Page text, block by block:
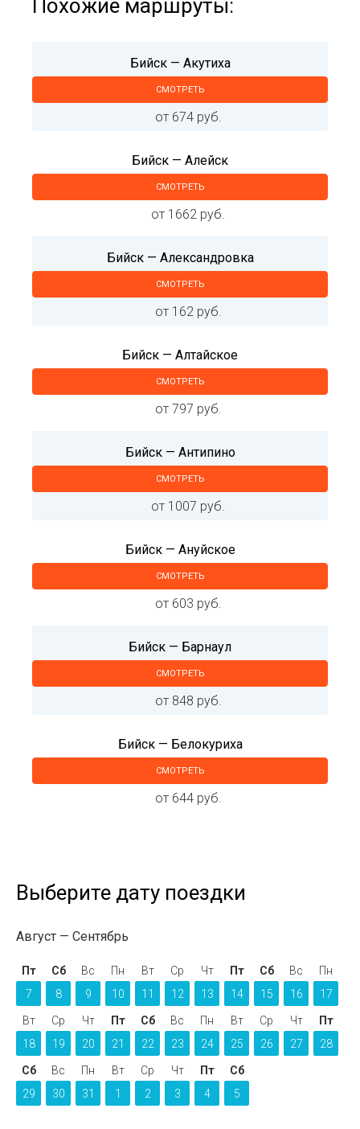
Похожие маршруты:
Бийск — Акутиха
СМОТРЕТЬ
от 674 руб.
Бийск — Алейск
СМОТРЕТЬ
от 1662 руб.
Бийск — Александровка
СМОТРЕТЬ
от 162 руб.
Бийск — Алтайское
СМОТРЕТЬ
от 797 руб.
Бийск — Антипино
СМОТРЕТЬ
от 1007 руб.
Бийск — Ануйское
СМОТРЕТЬ
от 603 руб.
Бийск — Барнаул
СМОТРЕТЬ
от 848 руб.
Бийск — Белокуриха
СМОТРЕТЬ
от 644 руб.
Выберите дату поездки
Август Сентябрь
Пт
7
Сб
8
Вс
9
Пн
10
Вт
11
Ср
12
Чт
13
Пт
14
Сб
15
Вс
16
Пн
17
Вт
18
Ср
19
Чт
20
Пт
21
Сб
22
Вс
23
Пн
24
Вт
25
Ср
26
Чт
27
Пт
28
Сб
29
Вс
30
Пн
31
Вт
1
Ср
2
Чт
3
Пт
4
Сб
5